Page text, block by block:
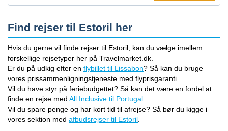
Find rejser til Estoril her
Hvis du gerne vil finde rejser til Estoril, kan du vælge imellem
forskellige rejsetyper her på Travelmarket.dk.
Er du på udkig efter en flybillet til Lissabon? Så kan du bruge
vores prissammenligningstjeneste med flyprisgaranti.
Vil du have styr på feriebudgettet? Så kan det være en fordel at
finde en rejse med All Inclusive til Portugal.
Vil du spare penge og har kort tid til afrejse? Så bør du kigge i
vores sektion med afbudsrejser til Estoril.